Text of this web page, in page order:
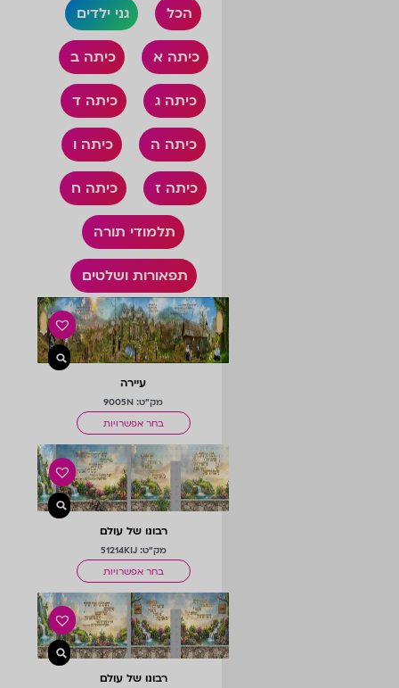
הכל גני ילדים
כיתה א כיתה ב
כיתה ג כיתה ד
כיתה ה כיתה ו
כיתה ז כיתה ח
תלמודי תורה
תפאורות ושלטים
עיירה
מק"ט: 9005N
בחר אפשרויות
רבונו של עולם
מק"ט: 51214KIJ
בחר אפשרויות
רבונו של עולם